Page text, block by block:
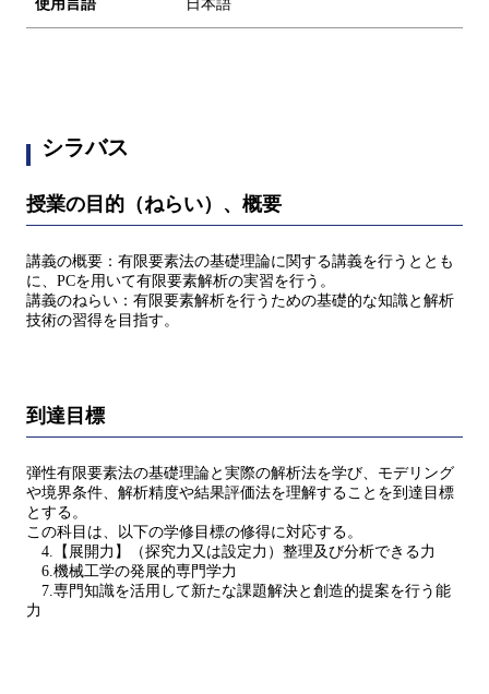
使用言語 日本語
シラバス
授業の目的（ねらい）、概要
講義の概要：有限要素法の基礎理論に関する講義を行うととも
に、PCを用いて有限要素解析の実習を行う。
講義のねらい：有限要素解析を行うための基礎的な知識と解析
技術の習得を目指す。
到達目標
弾性有限要素法の基礎理論と実際の解析法を学び、モデリング
や境界条件、解析精度や結果評価法を理解することを到達目標
とする。
この科目は、以下の学修目標の修得に対応する。
4.【展開力】（探究力又は設定力）整理及び分析できる力
6.機械工学の発展的専門学力
7.専門知識を活用して新たな課題解決と創造的提案を行う能
力